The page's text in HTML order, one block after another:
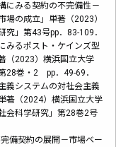
にみる契約の不完備性－
場の成立」単著（2023）
究」第43号pp．83-109．
みるポスト・ケインズ型
（2023）横浜国立大学
28巻・2 pp．49-69．
義システムの対社会主義
著（2024）横浜国立大学
会科学研究」第28巻2号
備契約の展開－市場ベー